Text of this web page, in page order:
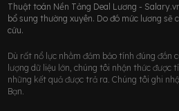
Thuật toán Nền Tảng Deal Lương -
bổ sung thường xuyên. Do đó mức lương sẽ
cứu.
Dù rất nổ lực nhằm đảm bảo tính đúng đắn
lượng dữ liệu lớn, chúng tôi nhận thức được
những kết quả được trả ra. Chúng tôi ghi
Bạn.